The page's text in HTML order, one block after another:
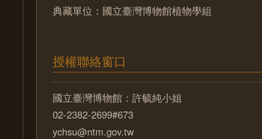
典藏單位：國立臺灣博物館植物學組
授權聯絡窗口
國立臺灣博物館：許毓純小姐
02-2382-2699#673
ychsu@ntm.gov.tw